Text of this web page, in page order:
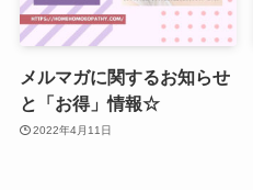
メルマガに関するお知らせ
と「お得」情報☆
2022年4月11日